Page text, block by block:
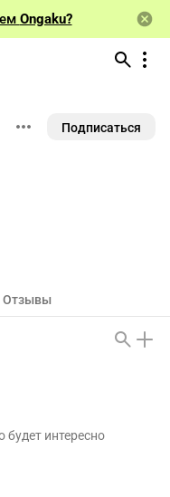
Ongaku?
Подписаться
Отзывы
будет интересно